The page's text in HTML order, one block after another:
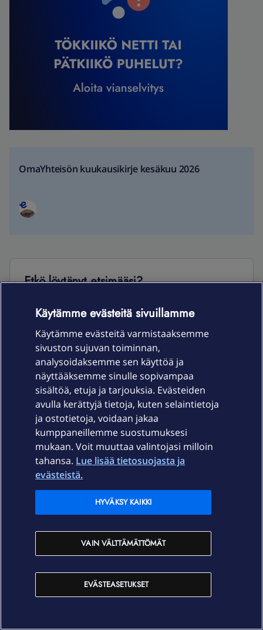
OmaYhteisön kuukausikirje kesäkuu 2026
Etkö löytänyt etsimääsi?
ESITÄ KYSYMYKSESI TÄÄLLÄ!
OmaYhteisö-käyttöehdot Accessibility statement
Palvelut
Käytämme evästeitä sivuillamme
Käytämme evästeitä varmistaaksemme
sivuston sujuvan toiminnan,
analysoidaksemme sen käyttöä ja
näyttääksemme sinulle sopivampaa
sisältöä, etuja ja tarjouksia. Evästeiden
avulla kerättyjä tietoja, kuten selaintietoja
ja ostotietoja, voidaan jakaa
kumppaneillemme suostumuksesi
mukaan. Voit muuttaa valintojasi milloin
tahansa. Lue lisää tietosuojasta ja
evästeistä.
EVÄSTEASETUKSET
VAIN VÄLTTÄMÄTTÖMÄT
HYVÄKSY KAIKKI